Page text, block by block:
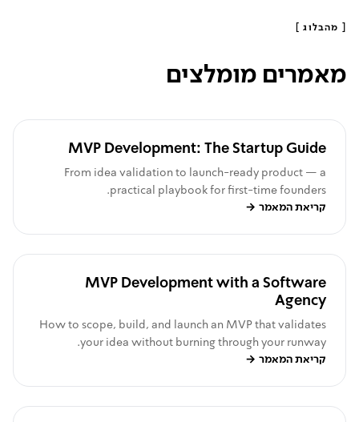
[ מהבלוג]
מאמרים מומלצים
MVP Development: The Startup Guide
From idea validation to launch-ready product — a
practical playbook for first-time founders.
קריאת המאמר →
MVP Development with a Software
Agency
How to scope, build, and launch an MVP that validates
your idea without burning through your runway.
קריאת המאמר →